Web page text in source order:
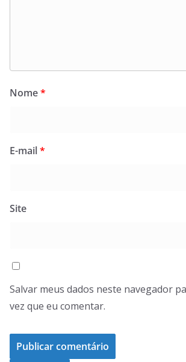
Nome*
E-mail*
Site
Salvar meus dados neste navegador
vez que eu comentar.